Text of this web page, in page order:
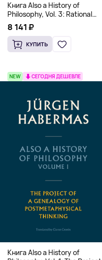
Книга Also a History of
Philosophy, Vol. 3: Rational
Freedom. Traces of the
Discourse on Faith and
Knowledge (Твердый
переплет)
8 141 ₽
КУПИТЬ
NEW СЕГОДНЯ ДЕШЕВЛЕ
Книга Also a History of